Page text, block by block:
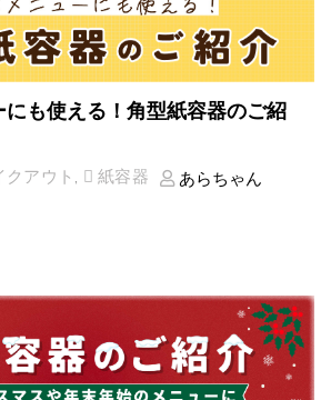
にも使える！角型紙容器のご紹
クアウト , 紙容器 あらちゃん